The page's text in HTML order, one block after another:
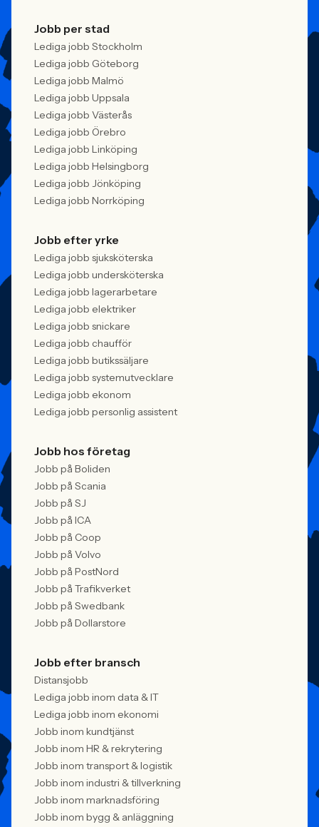
Jobb per stad
Lediga jobb Stockholm
Lediga jobb Göteborg
Lediga jobb Malmö
Lediga jobb Uppsala
Lediga jobb Västerås
Lediga jobb Örebro
Lediga jobb Linköping
Lediga jobb Helsingborg
Lediga jobb Jönköping
Lediga jobb Norrköping
Jobb efter yrke
Lediga jobb sjuksköterska
Lediga jobb undersköterska
Lediga jobb lagerarbetare
Lediga jobb elektriker
Lediga jobb snickare
Lediga jobb chaufför
Lediga jobb butikssäljare
Lediga jobb systemutvecklare
Lediga jobb ekonom
Lediga jobb personlig assistent
Jobb hos företag
Jobb på Boliden
Jobb på Scania
Jobb på SJ
Jobb på ICA
Jobb på Coop
Jobb på Volvo
Jobb på PostNord
Jobb på Trafikverket
Jobb på Swedbank
Jobb på Dollarstore
Jobb efter bransch
Distansjobb
Lediga jobb inom data & IT
Lediga jobb inom ekonomi
Jobb inom kundtjänst
Jobb inom HR & rekrytering
Jobb inom transport & logistik
Jobb inom industri & tillverkning
Jobb inom marknadsföring
Jobb inom bygg & anläggning